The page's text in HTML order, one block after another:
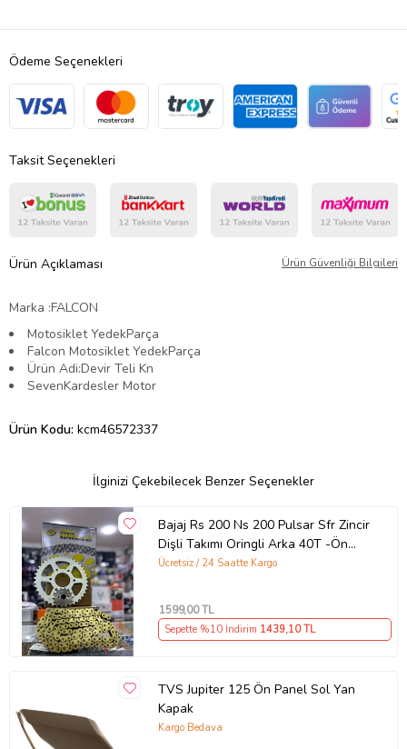
Ödeme Seçenekleri
Taksit Seçenekleri
Ürün Açıklaması Ürün Güvenliği Bilgileri
Marka :FALCON
Motosiklet YedekParça
Falcon Motosiklet YedekParça
Ürün Adi:Devir Teli Kn
SevenKardesler Motor
Ürün Kodu: kcm46572337
İlginizi Çekebilecek Benzer Seçenekler
Bajaj Rs 200 Ns 200 Pulsar Sfr Zincir
Dişli Takımı Oringli Arka 40T -Ön
14T 108 Bakla Supermto
Ücretsiz / 24 Saatte Kargo
1599,00 TL
Sepette %10 İndirim 1439,10 TL
TVS Jupiter 125 Ön Panel Sol Yan
Kapak
Kargo Bedava